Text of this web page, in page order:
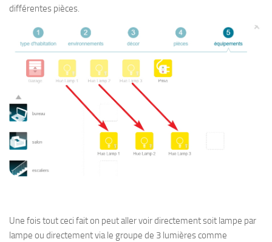
différentes pièces.
Une fois tout ceci fait on peut aller voir directement soit lampe par
lampe ou directement via le groupe de 3 lumières comme